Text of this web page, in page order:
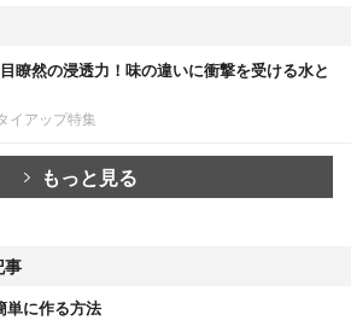
瞭然の浸透力！味の違いに衝撃を受ける水と
イアップ特集
もっと見る
事
単に作る方法